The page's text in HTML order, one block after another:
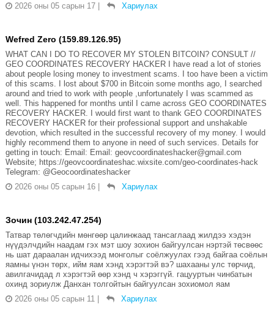
2026 оны 05 сарын 17 | Хариулах
Wefred Zero (159.89.126.95)
WHAT CAN I DO TO RECOVER MY STOLEN BITCOIN? CONSULT //
GEO COORDINATES RECOVERY HACKER I have read a lot of stories
about people losing money to investment scams. I too have been a victim
of this scams. I lost about $700 in Bitcoin some months ago, I searched
around and tried to work with people ,unfortunately I was scammed as
well. This happened for months until I came across GEO COORDINATES
RECOVERY HACKER. I would first want to thank GEO COORDINATES
RECOVERY HACKER for their professional support and unshakable
devotion, which resulted in the successful recovery of my money. I would
highly recommend them to anyone in need of such services. Details for
getting in touch: Email: Email: geovcoordinateshacker@gmail.com
Website; https://geovcoordinateshac.wixsite.com/geo-coordinates-hack
Telegram: @Geocoordinateshacker
2026 оны 05 сарын 16 | Хариулах
Зочин (103.242.47.254)
Татвар төлөгчдийн мөнгөөр цалинжаад тансаглаад жилдээ хэдэн
нүүдэлчдийн наадам гэх мэт шоу зохион байгуулсан нэртэй төсвөөс
нь шат дараалан идчихээд монголыг соёлжуулах гээд байгаа соёлын
яамны үнэн төрх, ийм яам хэнд хэрэгтэй вэ? шахааны улс төрчид,
авилгачидад л хэрэгтэй өөр хэнд ч хэрэггүй. гацууртын чинбатын
охинд зориулж Данхан толгойтын байгуулсан зохиомол яам
2026 оны 05 сарын 11 | Хариулах